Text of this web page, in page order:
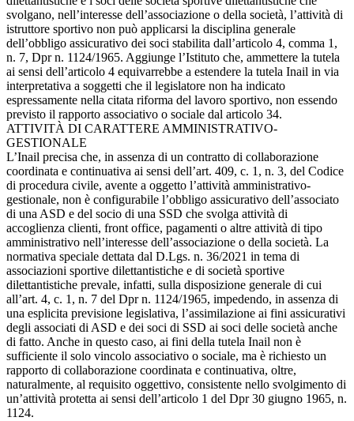
svolgano, nell’interesse dell’associazione o della società, l’attività di
istruttore sportivo non può applicarsi la disciplina generale
dell’obbligo assicurativo dei soci stabilita dall’articolo 4, comma 1,
n. 7, Dpr n. 1124/1965. Aggiunge l’Istituto che, ammettere la tutela
ai sensi dell’articolo 4 equivarrebbe a estendere la tutela Inail in via
interpretativa a soggetti che il legislatore non ha indicato
espressamente nella citata riforma del lavoro sportivo, non essendo
previsto il rapporto associativo o sociale dal articolo 34.
ATTIVITÀ DI CARATTERE AMMINISTRATIVO-
GESTIONALE
L’Inail precisa che, in assenza di un contratto di collaborazione
coordinata e continuativa ai sensi dell’art. 409, c. 1, n. 3, del Codice
di procedura civile, avente a oggetto l’attività amministrativo-
gestionale, non è configurabile l’obbligo assicurativo dell’associato
di una ASD e del socio di una SSD che svolga attività di
accoglienza clienti, front office, pagamenti o altre attività di tipo
amministrativo nell’interesse dell’associazione o della società. La
normativa speciale dettata dal D.Lgs. n. 36/2021 in tema di
associazioni sportive dilettantistiche e di società sportive
dilettantistiche prevale, infatti, sulla disposizione generale di cui
all’art. 4, c. 1, n. 7 del Dpr n. 1124/1965, impedendo, in assenza di
una esplicita previsione legislativa, l’assimilazione ai fini assicurativi
degli associati di ASD e dei soci di SSD ai soci delle società anche
di fatto. Anche in questo caso, ai fini della tutela Inail non è
sufficiente il solo vincolo associativo o sociale, ma è richiesto un
rapporto di collaborazione coordinata e continuativa, oltre,
naturalmente, al requisito oggettivo, consistente nello svolgimento di
un’attività protetta ai sensi dell’articolo 1 del Dpr 30 giugno 1965, n.
1124.